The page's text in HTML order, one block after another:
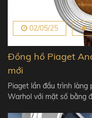
02/05/25
Đồng hồ Piaget
mới
Piaget lần đầu trình làng
Warhol với mặt số bằng